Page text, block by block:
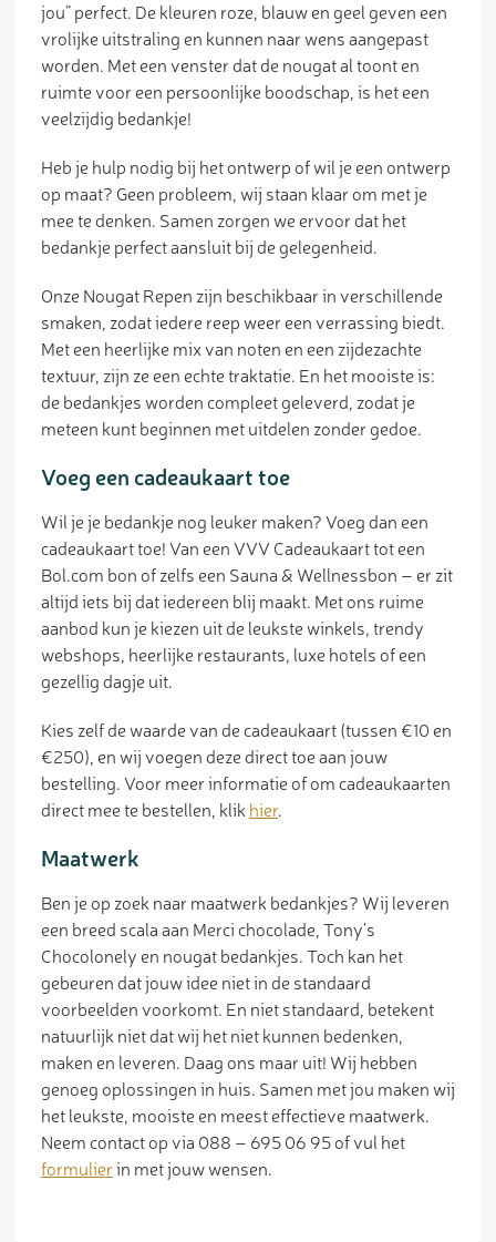
jou” perfect. De kleuren roze, blauw en geel geven een
vrolijke uitstraling en kunnen naar wens aangepast
worden. Met een venster dat de nougat al toont en
ruimte voor een persoonlijke boodschap, is het een
veelzijdig bedankje!
Heb je hulp nodig bij het ontwerp of wil je een ontwerp
op maat? Geen probleem, wij staan klaar om met je
mee te denken. Samen zorgen we ervoor dat het
bedankje perfect aansluit bij de gelegenheid.
Onze Nougat Repen zijn beschikbaar in verschillende
smaken, zodat iedere reep weer een verrassing biedt.
Met een heerlijke mix van noten en een zijdezachte
textuur, zijn ze een echte traktatie. En het mooiste is:
de bedankjes worden compleet geleverd, zodat je
meteen kunt beginnen met uitdelen zonder gedoe.
Voeg een cadeaukaart toe
Wil je je bedankje nog leuker maken? Voeg dan een
cadeaukaart toe! Van een VVV Cadeaukaart tot een
Bol.com bon of zelfs een Sauna & Wellnessbon – er zit
altijd iets bij dat iedereen blij maakt. Met ons ruime
aanbod kun je kiezen uit de leukste winkels, trendy
webshops, heerlijke restaurants, luxe hotels of een
gezellig dagje uit.
Kies zelf de waarde van de cadeaukaart (tussen €10 en
€250), en wij voegen deze direct toe aan jouw
bestelling. Voor meer informatie of om cadeaukaarten
direct mee te bestellen, klik hier.
Maatwerk
Ben je op zoek naar maatwerk bedankjes? Wij leveren
een breed scala aan Merci chocolade, Tony’s
Chocolonely en nougat bedankjes. Toch kan het
gebeuren dat jouw idee niet in de standaard
voorbeelden voorkomt. En niet standaard, betekent
natuurlijk niet dat wij het niet kunnen bedenken,
maken en leveren. Daag ons maar uit! Wij hebben
genoeg oplossingen in huis. Samen met jou maken wij
het leukste, mooiste en meest effectieve maatwerk.
Neem contact op via 088 – 695 06 95 of vul het
formulierin met jouw wensen.